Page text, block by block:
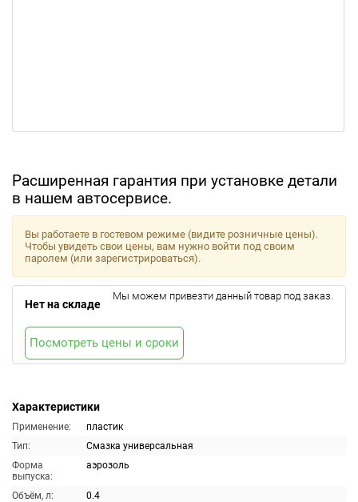
Расширенная гарантия при установке детали
в нашем автосервисе.
Характеристики
Применение:
пластик
Тип:
Смазка универсальная
Форма
выпуска:
аэрозоль
Объём, л:
0.4
Вы работаете в гостевом режиме (видите розничные цены).
Чтобы увидеть свои цены, вам нужно войти под своим
паролем (или зарегистрироваться).
Нет на складе
Мы можем привезти данный товар под заказ.
Посмотреть цены и сроки